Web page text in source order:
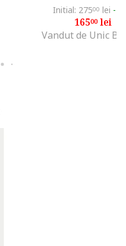
Initial: 27500 lei -
16500lei
Vandut de Unic